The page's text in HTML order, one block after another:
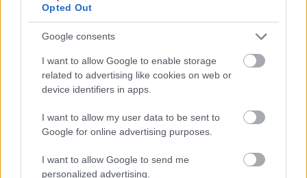
Opted Out
Google consents
I want to allow Google to enable storage
related to advertising like cookies on web or
device identifiers in apps.
I want to allow my user data to be sent to
Google for online advertising purposes.
I want to allow Google to send me
personalized advertising.
Legyetek jók, ha tudtok! című musicaljében. A
készülő előadásról mesélt.